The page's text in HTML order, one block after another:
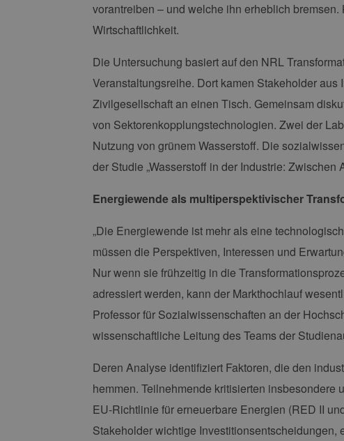
vorantreiben – und welche ihn erheblich
Wirtschaftlichkeit.
Die Untersuchung basiert auf den NRL
Veranstaltungsreihe. Dort kamen Stakeholder
Zivilgesellschaft an einen Tisch. Gemeinsam
von Sektorenkopplungstechnologien. Zwei der
Nutzung von grünem Wasserstoff. Die
der Studie „Wasserstoff in der Industrie: Zwischen
Energiewende als multiperspektivischer
„Die Energiewende ist mehr als eine
müssen die Perspektiven, Interessen und
Nur wenn sie frühzeitig in die
adressiert werden, kann der Markthochlauf
Professor für Sozialwissenschaften an der
wissenschaftliche Leitung des Teams der
Deren Analyse identifiziert Faktoren, die den
hemmen. Teilnehmende kritisierten
EU-Richtlinie für erneuerbare Energien (RED II
Stakeholder wichtige